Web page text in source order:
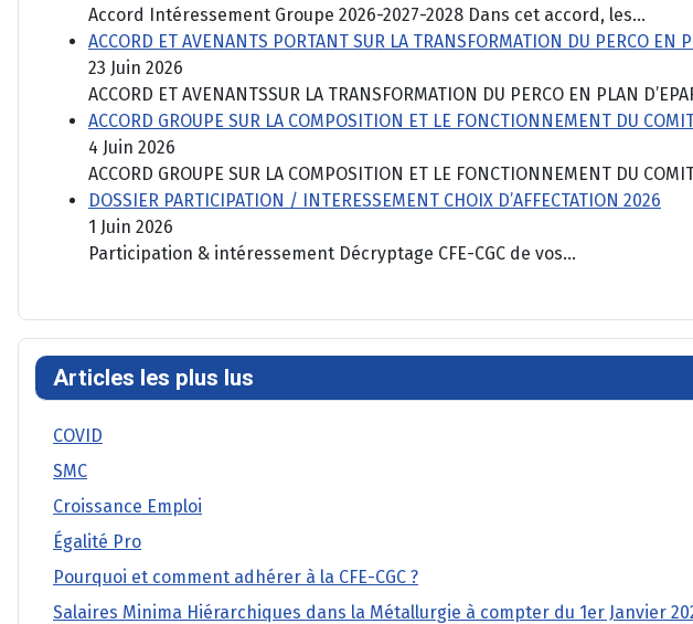
Accord Intéressement Groupe 2026-2027-2028 Dans cet accord, les...
ACCORD ET AVENANTS PORTANT SUR LA TRANSFORMATION DU PERCO EN
23 Juin 2026
ACCORD ET AVENANTSSUR LA TRANSFORMATION DU PERCO EN PLAN
ACCORD GROUPE SUR LA COMPOSITION ET LE FONCTIONNEMENT DU
4 Juin 2026
ACCORD GROUPE SUR LA COMPOSITION ET LE FONCTIONNEMENT DU
DOSSIER PARTICIPATION / INTERESSEMENT CHOIX D’AFFECTATION 2026
1 Juin 2026
Participation & intéressement Décryptage CFE-CGC de vos...
Articles les plus lus
COVID
SMC
Croissance Emploi
Égalité Pro
Pourquoi et comment adhérer à la CFE-CGC ?
Salaires Minima Hiérarchiques dans la Métallurgie à compter du 1er Janvier